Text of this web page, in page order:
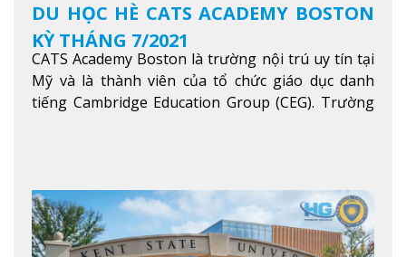
DU HỌC HÈ CATS ACADEMY BOSTON
KỲ THÁNG 7/2021
CATS Academy Boston là trường nội trú uy tín tại
Mỹ và là thành viên của tổ chức giáo dục danh
tiếng Cambridge Education Group (CEG). Trường
thêm